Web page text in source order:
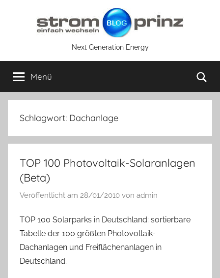
Next Generation Energy
Menü
Schlagwort: Dachanlage
TOP 100 Photovoltaik-Solaranlagen
(Beta)
Veröffentlicht am 28/01/2010 von admin
TOP 100 Solarparks in Deutschland: sortierbare
Tabelle der 100 größten Photovoltaik-
Dachanlagen und Freiflächenanlagen in
Deutschland.